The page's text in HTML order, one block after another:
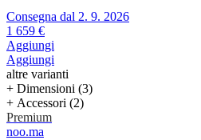
Consegna dal 2. 9. 2026
1 659 €
Aggiungi
Aggiungi
altre varianti
+ Dimensioni (3)
+ Accessori (2)
Premium
noo.ma